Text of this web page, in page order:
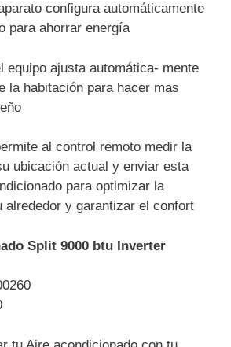
configura automáticamente
para ahorrar energía
equipo ajusta automática- mente
la habitación para hacer mas
al control remoto medir la
ubicación actual y enviar esta
para optimizar la
alrededor y garantizar el confort
Split 9000 btu Inverter